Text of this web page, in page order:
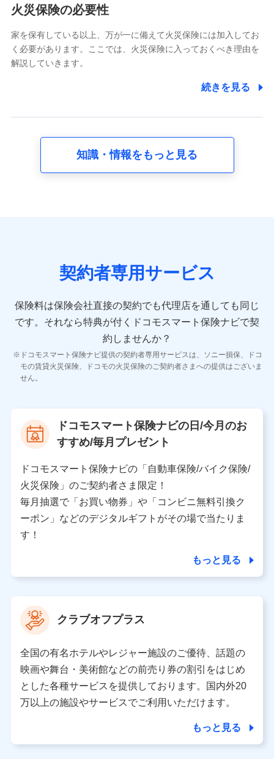
電話対応の品質向上およびお問合せ内容の正確な把握のため
6.採用応募者の個人情報
採用選考および入社手続を実施するため
8.取引先個人情報
取引先としての選定業務、営業情報の提供業務、契約締結手
10.受託業務の 個人情報
11.マイカー通勤管理クラウド並びに法人向けASPサー
ビスに関してのお問い合わせ情報
各種お問い合わせに対応するため
当社のサービスに関する情報提供や、皆様に有用なお知らせ
をお送りするため
当社の対応品質向上やお問い合わせ内容の正確な把握のため
個人情報保護管理者の職名、連絡先
〒103-0013 東京都中央区日本橋人形町2-14-10 アー
バンネット日本橋ビル 3F
株式会社ドコモ・インシュアランス
個人情報の第三者提供について
当社は利用目的の達成に必要な範囲内において個人情報
の取り扱いの全部または一部を委託する場合がありま
す。
個人データの共同利用
当社は株式会社NTTドコモとの間で、以下のとおり個
人データを共同利用します。
火災保険の必要性
家を保有している以上、万が一に備えて火災保険には加入してお
く必要があります。ここでは、火災保険に入っておくべき理由を
解説していきます。
続きを見る
知識・情報をもっと見る
契約者専用サービス
保険料は保険会社直接の契約でも代理店を通しても同じ
です。 それなら特典が付くドコモスマート保険ナビで契
約しませんか？
ドコモスマート保険ナビ提供の契約者専用サービスは、ソニー損保、ドコ
モの賃貸火災保険、ドコモの火災保険のご契約者さまへの提供はございま
せん。
ドコモスマート保険ナビの日/今月のお
すすめ/毎月プレゼント
ドコモスマート保険ナビの「自動車保険/バイク保険/
火災保険」のご契約者さま限定！
毎月抽選で「お買い物券」や「コンビニ無料引換ク
ーポン」などのデジタルギフトがその場で当たりま
す！
もっと見る
クラブオフプラス
全国の有名ホテルやレジャー施設のご優待、話題の
映画や舞台・美術館などの前売り券の割引をはじめ
とした各種サービスを提供しております。国内外20
万以上の施設やサービスでご利用いただけます。
もっと見る